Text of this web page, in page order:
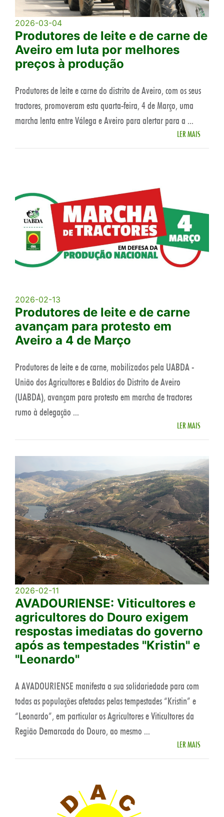
2026-03-04
Produtores de leite e de carne de
Aveiro em luta por melhores
preços à produção
Produtores de leite e carne do distrito de Aveiro, com os seus
tractores, promoveram esta quarta-feira, 4 de Março, uma
marcha lenta entre Válega e Aveiro para alertar para a ...
LER MAIS
2026-02-13
Produtores de leite e de carne
avançam para protesto em
Aveiro a 4 de Março
Produtores de leite e de carne, mobilizados pela UABDA -
União dos Agricultores e Baldios do Distrito de Aveiro
(UABDA), avançam para protesto em marcha de tractores
rumo à delegação ...
LER MAIS
2026-02-11
AVADOURIENSE: Viticultores e
agricultores do Douro exigem
respostas imediatas do governo
após as tempestades "Kristin" e
"Leonardo"
A AVADOURIENSE manifesta a sua solidariedade para com
todas as populações afetadas pelas tempestades “Kristin” e
“Leonardo”, em particular os Agricultores e Viticultores da
Região Demarcada do Douro, ao mesmo ...
LER MAIS